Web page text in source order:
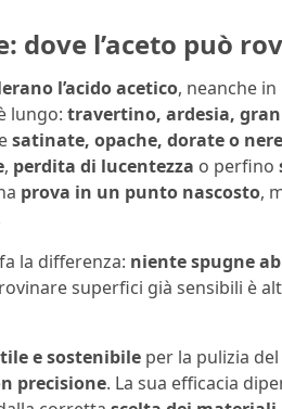
dove l’aceto può
l’acido acetico, neanche
lungo: travertino, ardesia,
satinate, opache, dorate o nere
, perdita di lucentezza o perfino
prova in un punto nascosto,
la differenza: niente spugne
superfici già sensibili è
e sostenibile per la pulizia
precisione. La sua efficacia